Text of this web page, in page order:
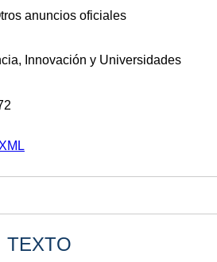
anuncios oficiales
Innovación y Universidades
XML
TEXTO